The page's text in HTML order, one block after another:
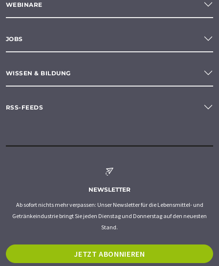
WEBINARE
JOBS
WISSEN & BILDUNG
RSS-FEEDS
NEWSLETTER
Ab sofort nichts mehr verpassen: Unser Newsletter für die Lebensmittel- und
Getränkeindustrie bringt Sie jeden Dienstag und Donnerstag auf den neuesten
Stand.
JETZT ABONNIEREN